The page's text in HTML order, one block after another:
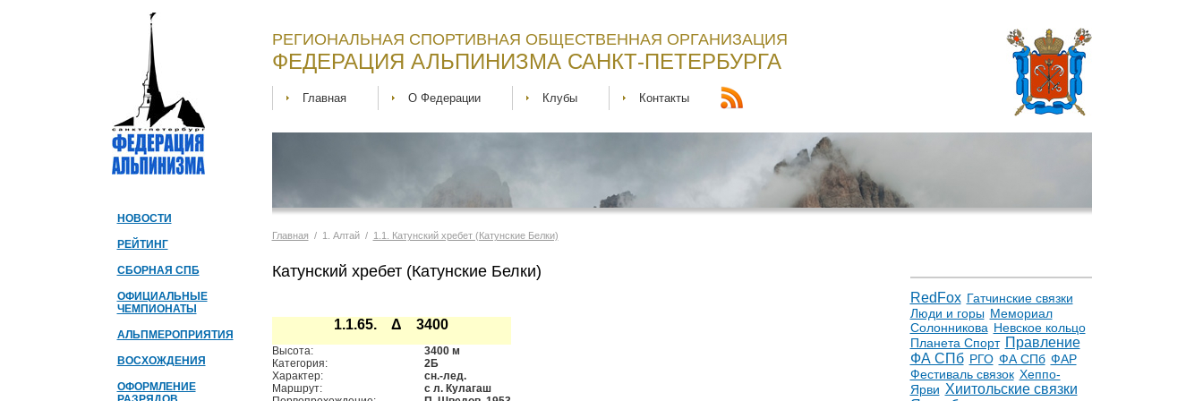
НОВОСТИ
РЕЙТИНГ
СБОРНАЯ СПБ
ОФИЦИАЛЬНЫЕ
ЧЕМПИОНАТЫ
АЛЬПМЕРОПРИЯТИЯ
ВОСХОЖДЕНИЯ
ОФОРМЛЕНИЕ
РЕГИОНАЛЬНАЯ СПОРТИВНАЯ ОБЩЕСТВЕННАЯ ОРГАНИЗАЦИЯ
ФЕДЕРАЦИЯ АЛЬПИНИЗМА САНКТ-ПЕТЕРБУРГА
Главная О Федерации Клубы Контакты
Главная / 1. Алтай / 1.1. Катунский хребет (Катунские Белки)
RedFox Гатчинские связки
Люди и горы Мемориал
Солонникова Невское кольцо
Планета Спорт Правление
ФА СПб РГО ФА СПб ФАР
Фестиваль связок Хеппо-
Ярви Хиитольские связки
Катунский хребет (Катунские Белки)
1.1.65. Δ 3400
Высота:
3400 м
Категория:
2Б
Характер:
сн.-лед.
Маршрут:
с л. Кулагаш